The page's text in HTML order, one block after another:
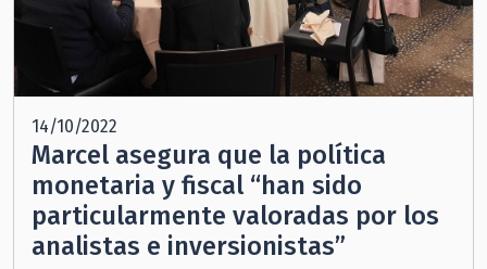
14/10/2022
Marcel asegura que la política
monetaria y fiscal “han sido
particularmente valoradas por los
analistas e inversionistas”